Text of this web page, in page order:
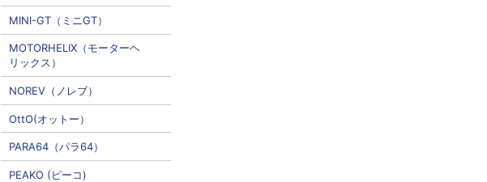
MINI-GT（ミニGT）
MOTORHELIX（モーターヘ
リックス）
NOREV（ノレブ）
OttO(オットー）
PARA64（パラ64）
PEAKO (ピーコ)